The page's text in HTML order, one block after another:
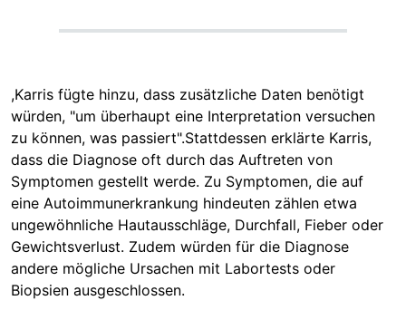
,Karris fügte hinzu, dass zusätzliche Daten benötigt
würden, "um überhaupt eine Interpretation versuchen
zu können, was passiert".Stattdessen erklärte Karris,
dass die Diagnose oft durch das Auftreten von
Symptomen gestellt werde. Zu Symptomen, die auf
eine Autoimmunerkrankung hindeuten zählen etwa
ungewöhnliche Hautausschläge, Durchfall, Fieber oder
Gewichtsverlust. Zudem würden für die Diagnose
andere mögliche Ursachen mit Labortests oder
Biopsien ausgeschlossen.